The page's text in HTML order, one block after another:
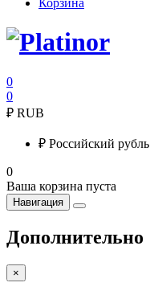
Корзина
0
0
₽ RUB
₽ Российский рубль
0
Ваша корзина пуста
Навигация
Дополнительно
×